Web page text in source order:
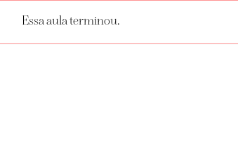
Essa aula terminou.